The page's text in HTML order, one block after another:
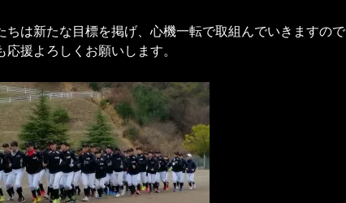
ちは新たな目標を掲げ、心機一転で取組んでいきますので
応援よろしくお願いします。